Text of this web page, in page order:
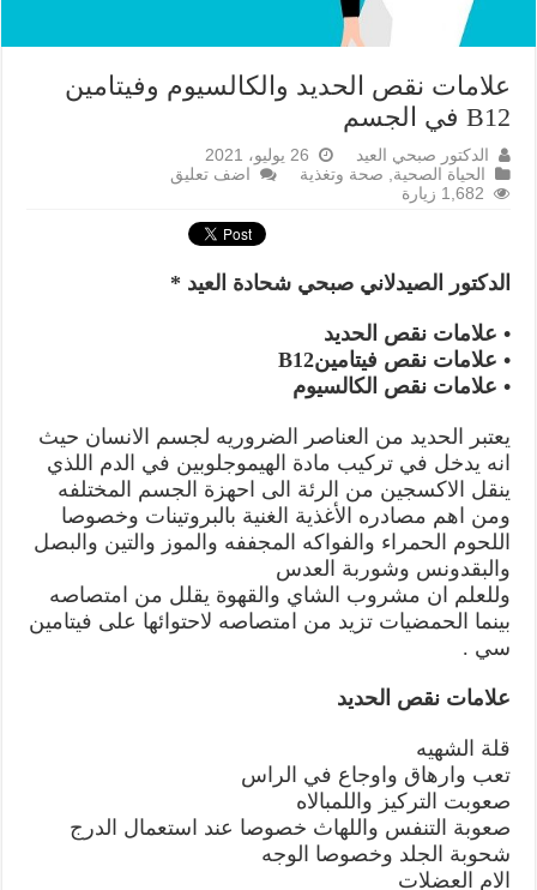
علامات نقص الحديد والكالسيوم وفيتامين
B12 في الجسم
الدكتور صبحي العيد
26 يوليو، 2021
الحياة الصحية, صحة وتغذية
اضف تعليق
1,682 زيارة
الدكتور الصيدلاني صبحي شحادة العيد *
• علامات نقص الحديد
• علامات نقص فيتامينB12
• علامات نقص الكالسيوم
يعتبر الحديد من العناصر الضروريه لجسم الانسان حيث
انه يدخل في تركيب مادة الهيموجلوبين في الدم اللذي
ينقل الاكسجين من الرئة الى احهزة الجسم المختلفه
ومن اهم مصادره الأغذية الغنية بالبروتينات وخصوصا
اللحوم الحمراء والفواكه المجففه والموز والتين والبصل
والبقدونس وشوربة العدس
وللعلم ان مشروب الشاي والقهوة يقلل من امتصاصه
بينما الحمضيات تزيد من امتصاصه لاحتوائها على فيتامين
سي .
علامات نقص الحديد
قلة الشهيه
تعب وارهاق واوجاع في الراس
صعوبت التركيز واللمبالاه
صعوبة التنفس واللهاث خصوصا عند استعمال الدرج
شحوبة الجلد وخصوصا الوجه
الام العضلات